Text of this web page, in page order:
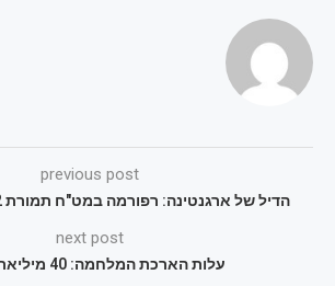
previous post
הדיל של ארגנטינה: רפורמה במט"ח תמורת 42 מיליארד דולר
next post
עלות הארכת המלחמה: 40 מיליארד שקל